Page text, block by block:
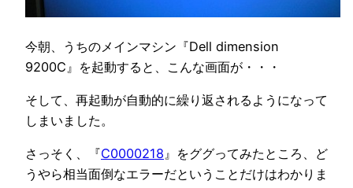
今朝、うちのメインマシン『Dell dimension
9200C』を起動すると、こんな画面が・・・
そして、再起動が自動的に繰り返されるようになって
しまいました。
さっそく、『C0000218』をググってみたところ、ど
うやら相当面倒なエラーだということだけはわかりま